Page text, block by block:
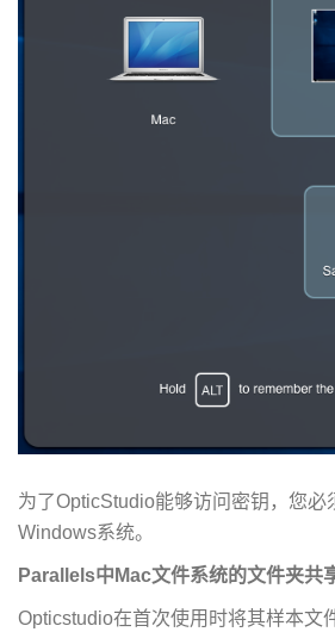
为了OpticStudio能够访问密钥，您必
Windows系统。
Parallels中Mac文件系统的文件夹共
Opticstudio在首次使用时将其样本文